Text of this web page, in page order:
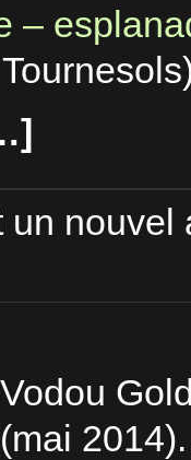
–
un
Vodou
(mai 2014).